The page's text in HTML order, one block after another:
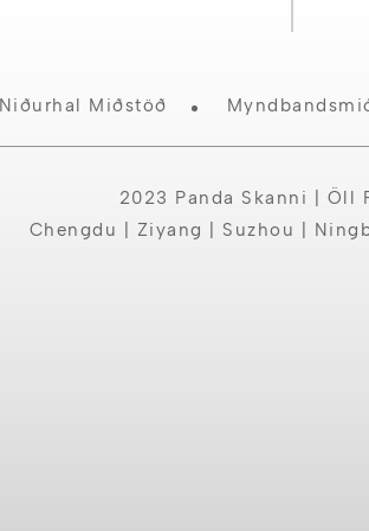
Niðurhal Miðstöð
2023 Panda Skanni | Öll
Chengdu | Ziyang | Suzhou |